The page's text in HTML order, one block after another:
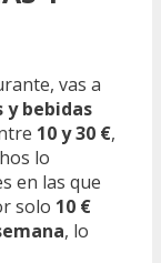
vas a
y bebidas
10 y 30 €,
lo
en las que
solo 10 €
, lo